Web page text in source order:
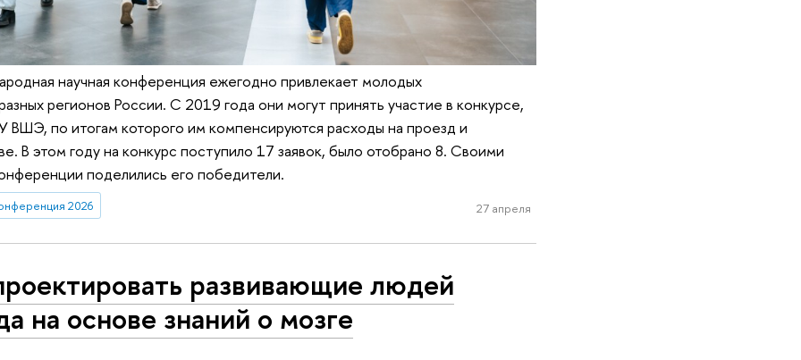
научная конференция ежегодно привлекает молодых
регионов России. С 2019 года они могут принять участие в конкурсе,
ВШЭ, по итогам которого им компенсируются расходы на проезд и
В этом году на конкурс поступило 17 заявок, было отобрано 8. Своими
поделились его победители.
2026 27 апреля
развивающие людей
на основе знаний о мозге